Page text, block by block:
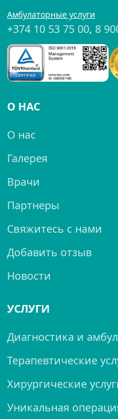
Амбулаторные услуги
+374 10 53 75 00, 8
О НАС
О нас
Галерея
Врачи
Партнеры
Свяжитесь с нами
Добавить отзыв
Новости
УСЛУГИ
Диагностика и
Терапевтические
Хирургические
Уникальная